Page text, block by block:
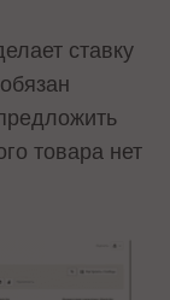
ставку
товара нет